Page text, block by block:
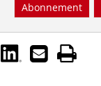
Abonnement